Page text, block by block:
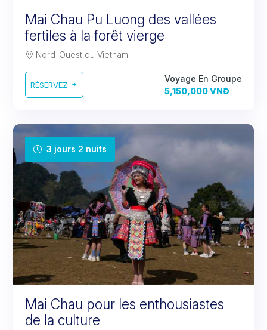
Mai Chau Pu Luong des vallées
fertiles à la forêt vierge
Nord-Ouest du Vietnam
RÉSERVEZ
Voyage En Groupe
5,150,000 VNĐ
3 jours 2 nuits
Mai Chau pour les enthousiastes
de la culture